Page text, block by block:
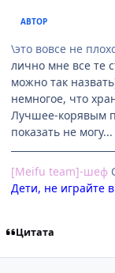
АВТОР
\это вовсе не
лично мне все те
можно так
немногое, что
Лучшее-корявым
показать не могу...
[Meifu team]-шеф
Дети, не играйте
Цитата